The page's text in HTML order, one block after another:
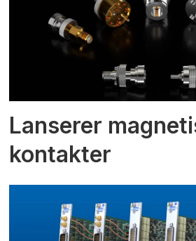
Lanserer
kontakter